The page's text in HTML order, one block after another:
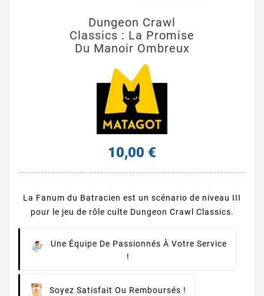
Dungeon Crawl
Classics : La Promise
Du Manoir Ombreux
10,00 €
La Fanum du Batracien est un scénario de niveau III
pour le jeu de rôle culte Dungeon Crawl Classics.
Une Équipe De Passionnés À Votre Service
!
Soyez Satisfait Ou Remboursés !